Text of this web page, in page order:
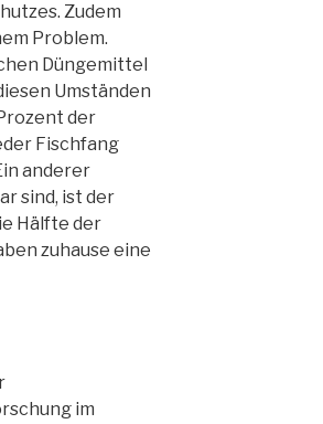
Zudem
Problem.
Düngemittel
Umständen
der
Fischfang
anderer
sind, ist der
Hälfte der
zuhause eine
im